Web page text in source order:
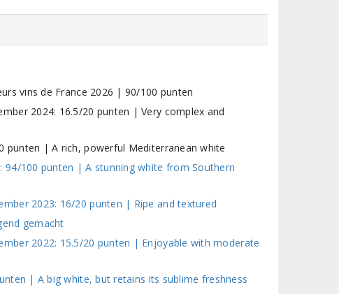
vins de France 2026 | 90/100 punten
2024: 16.5/20 punten | Very complex and
punten | A rich, powerful Mediterranean white
94/100 punten | A stunning white from Southern
2023: 16/20 punten | Ripe and textured
gemacht
2022: 15.5/20 punten | Enjoyable with moderate
| A big white, but retains its sublime freshness